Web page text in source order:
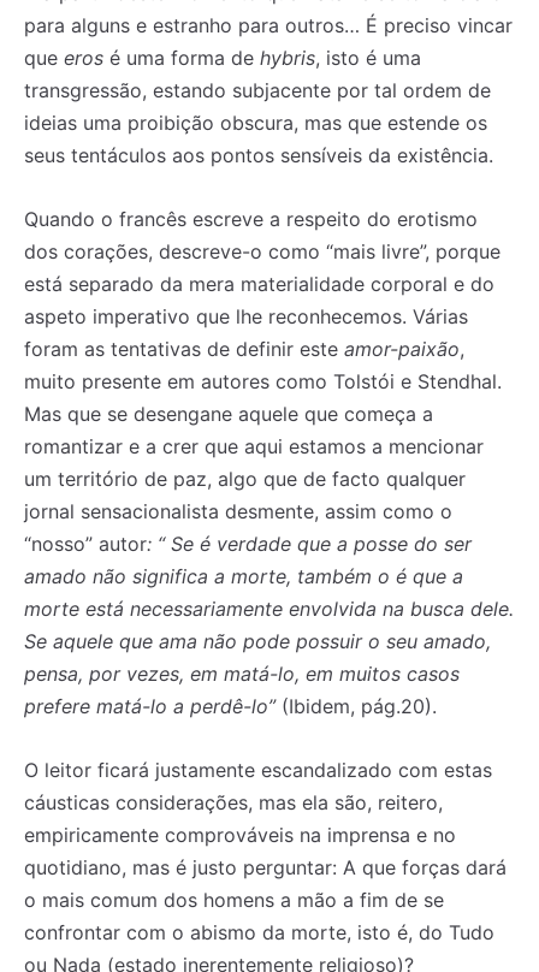
para alguns e estranho para outros… É preciso vincar
que eros é uma forma de hybris, isto é uma
transgressão, estando subjacente por tal ordem de
ideias uma proibição obscura, mas que estende os
seus tentáculos aos pontos sensíveis da existência.
Quando o francês escreve a respeito do erotismo
dos corações, descreve-o como “mais livre”, porque
está separado da mera materialidade corporal e do
aspeto imperativo que lhe reconhecemos. Várias
foram as tentativas de definir este amor-paixão,
muito presente em autores como Tolstói e Stendhal.
Mas que se desengane aquele que começa a
romantizar e a crer que aqui estamos a mencionar
um território de paz, algo que de facto qualquer
jornal sensacionalista desmente, assim como o
“nosso” autor: “ Se é verdade que a posse do ser
amado não significa a morte, também o é que a
morte está necessariamente envolvida na busca dele.
Se aquele que ama não pode possuir o seu amado,
pensa, por vezes, em matá-lo, em muitos casos
prefere matá-lo a perdê-lo” (Ibidem, pág.20).
O leitor ficará justamente escandalizado com estas
cáusticas considerações, mas ela são, reitero,
empiricamente comprováveis na imprensa e no
quotidiano, mas é justo perguntar: A que forças dará
o mais comum dos homens a mão a fim de se
confrontar com o abismo da morte, isto é, do Tudo
ou Nada (estado inerentemente religioso)?